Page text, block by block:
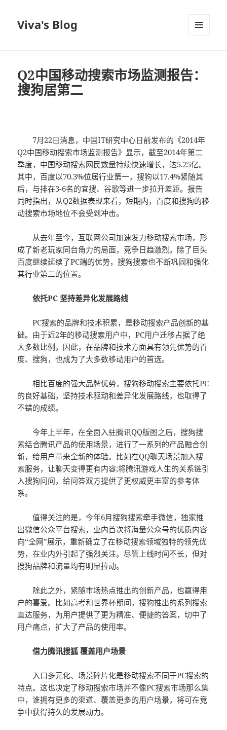
Viva's Blog
Q2中国移动搜索市场监测报告：
搜狗居第二
7月22日消息，中国IT研究中心日前发布的《2014年
Q2中国移动搜索市场监测报告》显示，截至2014年第二
季度，中国移动搜索网民数量持续快速增长，达5.25亿。
其中，百度以70.3%位居行业第一，搜狗以17.4%紧随其
后，与排在3-6名的宜搜、谷歌等进一步拉开差距。报告
同时指出，从Q2数据表现来看，短期内，百度和搜狗的移
动搜索市场地位不会受到冲击。
从去年至今，互联网公司加速发力移动搜索市场，形
成了新老玩家同台角力的局面，竞争日趋激烈。除了巨头
百度继续延续了PC端的优势，搜狗搜索也不断巩固和强化
其行业第二的位置。
依托PC 坚持差异化发展路线
PC搜索的品牌和技术积累，是移动搜索产品创新的基
础。由于近2年的移动搜索用户中，PC用户迁移占据了绝
大多数比例，因此，在品牌和技术方面具有领先优势的百
度、搜狗，也成为了大多数移动用户的首选。
相比百度的强大品牌优势，搜狗移动搜索主要依托PC
的良好基础，坚持技术驱动和差异化发展路线，也取得了
不错的成绩。
今年上半年，在全面入驻腾讯QQ版图之后，搜狗搜
索结合腾讯产品的使用场景，进行了一系列的产品融合创
新，给用户带来全新的体验。比如在QQ聊天场景加入搜
索服务，让聊天变得更有内容;将腾讯游戏人生的关系链引
入搜狗问问，给问答双方提供了更权威更丰富的参考体
系。
值得关注的是，今年6月搜狗搜索牵手微信，独家推
出微信公众平台搜索，业内首次将海量公众号的优质内容
向“全网”展示，重新确立了在移动搜索领域独特的领先优
势，在业内外引起了强烈关注。尽管上线时间不长，但对
搜狗品牌和流量均有明显拉动。
除此之外，紧随市场热点推出的创新产品，也赢得用
户的喜爱。比如高考和世界杯期间，搜狗推出的系列搜索
直达服务，为用户提供了更为精准、便捷的答案，切中了
用户痛点，扩大了产品的使用率。
借力腾讯搜狐 覆盖用户场景
入口多元化、场景碎片化是移动搜索不同于PC搜索的
特点。这也决定了移动搜索市场并不像PC搜索市场那么集
中，谁拥有更多的渠道、覆盖更多的用户场景，将可在竞
争中获得持久的发展动力。